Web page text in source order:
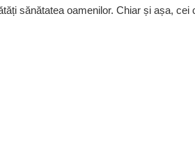
sănătatea oamenilor. Chiar și așa, cei